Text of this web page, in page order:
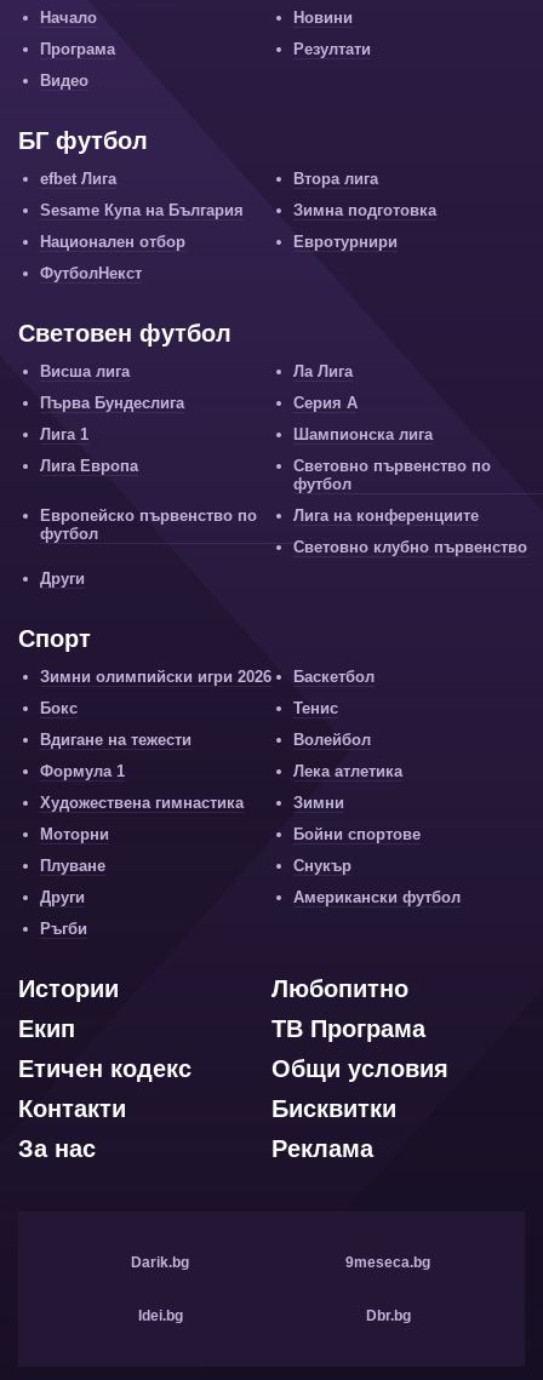
Начало
Новини
Програма
Резултати
Видео
БГ футбол
efbet Лига
Втора лига
Sesame Купа на България
Зимна подготовка
Национален отбор
Евротурнири
ФутболНекст
Световен футбол
Висша лига
Ла Лига
Първа Бундеслига
Серия А
Лига 1
Шампионска лига
Лига Европа
Световно първенство по
футбол
Европейско първенство по
футбол
Лига на конференциите
Световно клубно първенство
Други
Спорт
Зимни олимпийски игри 2026
Баскетбол
Бокс
Тенис
Вдигане на тежести
Волейбол
Формула 1
Лека атлетика
Художествена гимнастика
Зимни
Моторни
Бойни спортове
Плуване
Снукър
Други
Американски футбол
Ръгби
Любопитно
Истории
ТВ Програма
Екип
Общи условия
Етичен кодекс
Бисквитки
Контакти
Реклама
За нас
Darik.bg 9meseca.bg
Idei.bg Dbr.bg